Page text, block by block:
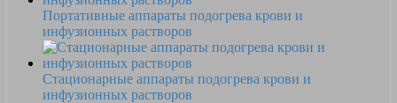
Портативные аппараты подогрева крови и
инфузионных растворов
Стационарные аппараты подогрева крови и
инфузионных растворов